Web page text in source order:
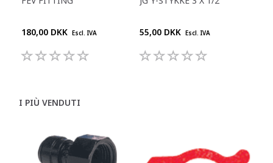
180,00 DKK Escl. IVA 55,00 DKK Escl. IVA
I PIÙ VENDUTI